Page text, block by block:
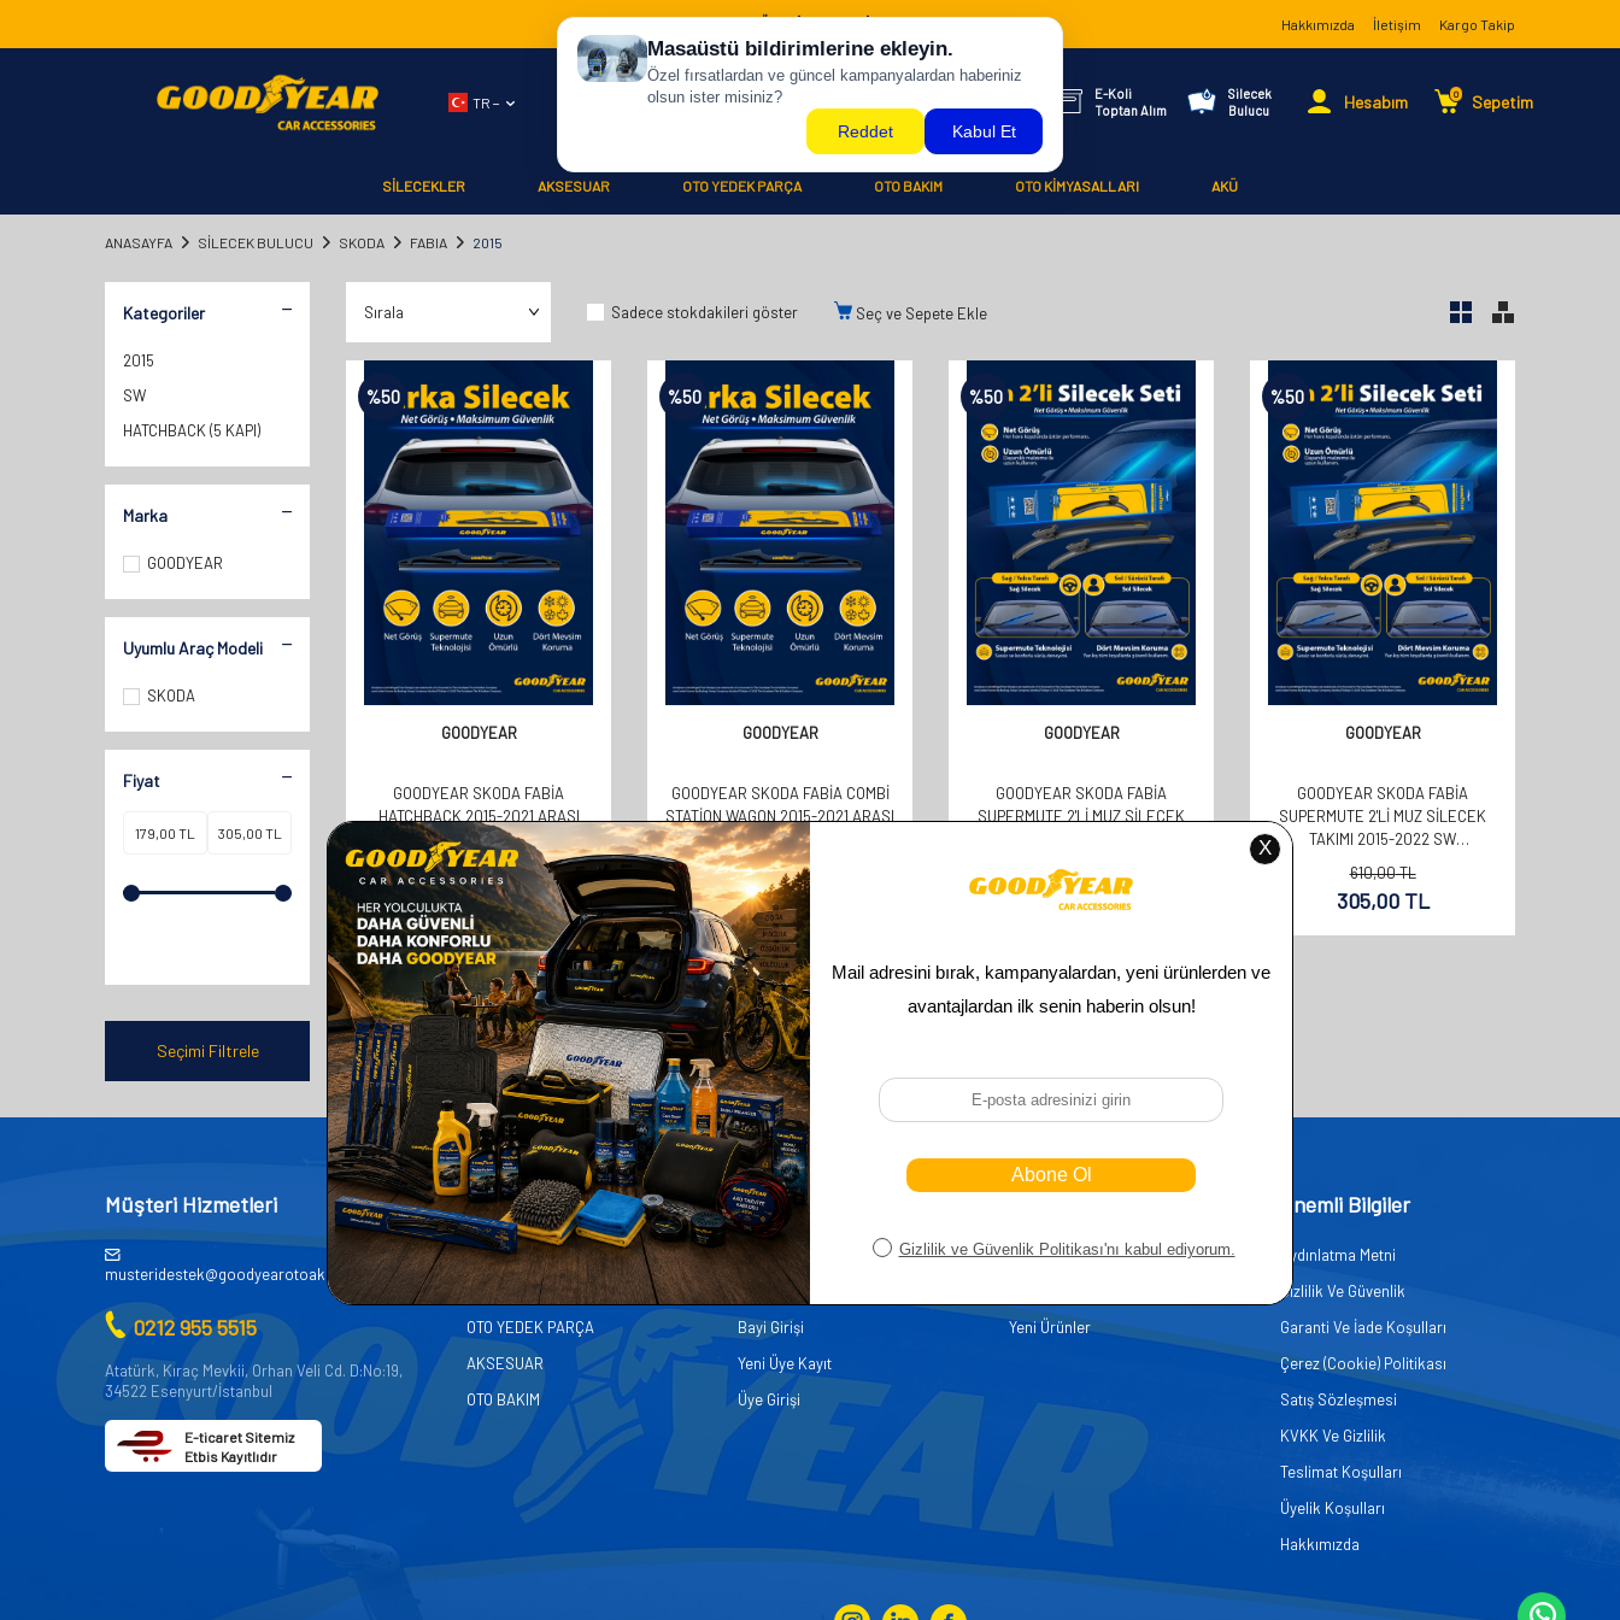
500 TL ÜZERİ KARGO BİZDEN ! Hakkımızda İletişim Kargo Takip
TR −
E-Koli
Toptan Alım
Silecek
Bulucu
Hesabım 0 Sepetim
SİLECEKLER AKSESUAR OTO YEDEK PARÇA OTO BAKIM OTO KİMYASALLARI AKÜ
ANASAYFA SILECEK BULUCU SKODA FABIA 2015
Kategoriler
2015
SW
HATCHBACK (5 KAPI)
Marka
GOODYEAR
Uyumlu Araç Modeli
SKODA
Fiyat
Seçimi Filtrele
Sadece stokdakileri göster Seç ve Sepete Ekle
%50
GOODYEAR
GOODYEAR SKODA FABIA
HATCHBACK 2015-2021 ARASI
UYUMLU ARKA SILECEK (350MM)
358,00TL
179,00TL
%50
GOODYEAR
GOODYEAR SKODA FABIA COMBI
STATION WAGON 2015-2021 ARASI
UYUMLU ARKA SILECEK (350MM)
358,00TL
179,00TL
%50
GOODYEAR
GOODYEAR SKODA FABIA
SUPERMUTE 2'LI MUZ SILECEK
610,00
305,00TL
%50
GOODYEAR
GOODYEAR SKODA FABIA
SUPERMUTE 2'LI MUZ SILECEK
TAKIMI 2015-2022 SW
610,00TL
305,00TL
ürün bulunmaktadır.
Müşteri Hizmetleri
musteridestek@goodyearotoaksesuar.com.tr
0212 955 5515
Atatürk, Kıraç Mevkii, Orhan Veli Cd. D:No:19,
34522 Esenyurt/İstanbul
E-ticaret Sitemiz
Etbis Kayıtlıdır
Kategoriler
AKÜ
OTO KİMYASALLARI
OTO YEDEK PARÇA
AKSESUAR
OTO BAKIM
Üye
Sepetim
Bayi Kayıt
Bayi Girişi
Yeni Üye Kayıt
Üye Girişi
Ana Sayfa
Yeni Ürünler
Önemli Bilgiler
Aydınlatma Metni
Gizlilik Ve Güvenlik
Garanti Ve İade Koşulları
Çerez (Cookie) Politikası
Satış Sözleşmesi
KVKK Ve Gizlilik
Teslimat Koşulları
Üyelik Koşulları
Hakkımızda